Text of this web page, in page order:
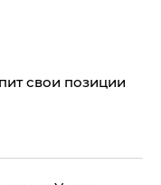
свои позиции